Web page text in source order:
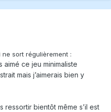
ne sort régulièrement :
aimé ce jeu minimaliste
mais j’aimerais bien y
ressortir bientôt même s’il est